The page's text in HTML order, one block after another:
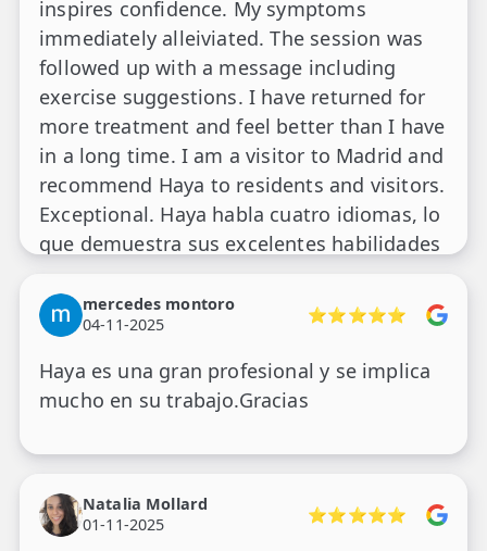
inspires confidence. My symptoms
immediately alleiviated. The session was
followed up with a message including
exercise suggestions. I have returned for
more treatment and feel better than I have
in a long time. I am a visitor to Madrid and
recommend Haya to residents and visitors.
Exceptional. Haya habla cuatro idiomas, lo
que demuestra sus excelentes habilidades
cualificada. Sus tratamientos fueron
impartidos con cuidado y consideración.
Su trato amable inspira confianza. Mis
síntomas se aliviaron de inmediato. Tras la
sesión, recibí un mensaje con sugerencias
de ejercicios. He vuelto para recibir más
mucho tiempo. Estoy de visita en Madrid y
recomiendo Haya a residentes y visitantes.
mercedes montoro
04-11-2025
⭐⭐⭐⭐⭐
Haya es una gran profesional y se implica
mucho en su trabajo.Gracias
Natalia Mollard
01-11-2025
⭐⭐⭐⭐⭐